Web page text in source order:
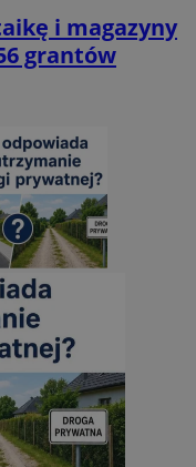
i magazyny
grantów